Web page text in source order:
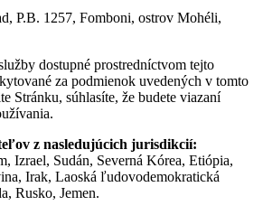
P.B. 1257, Fomboni, ostrov Mohéli,
dostupné prostredníctvom tejto
za podmienok uvedených v tomto
Stránku, súhlasíte, že budete viazaní
z nasledujúcich jurisdikcií:
Izrael, Sudán, Severná Kórea, Etiópia,
Irak, Laoská ľudovodemokratická
Rusko, Jemen.